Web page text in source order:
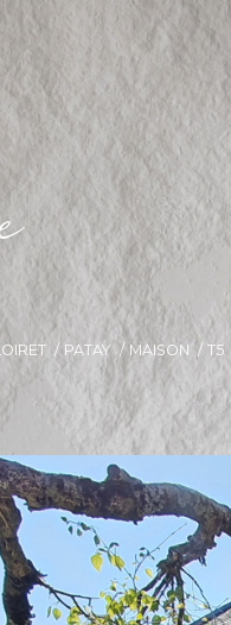
PATAY MAISON T5